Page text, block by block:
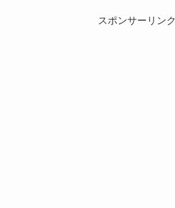
スポンサーリンク